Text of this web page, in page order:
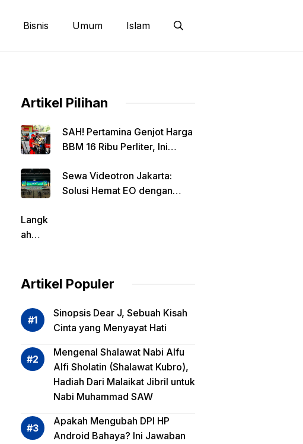
Bisnis Umum Islam
Artikel Pilihan
SAH! Pertamina Genjot Harga
BBM 16 Ribu Perliter, Ini
Sewa Videotron Jakarta:
Solusi Hemat EO dengan
Langk
ah
dalam
si
Risiko
asi
Reksa
Artikel Populer
Sinopsis Dear J, Sebuah Kisah
Cinta yang Menyayat Hati
Mengenal Shalawat Nabi Alfu
Alfi Sholatin (Shalawat Kubro),
Hadiah Dari Malaikat Jibril untuk
Nabi Muhammad SAW
Apakah Mengubah DPI HP
Android Bahaya? Ini Jawaban